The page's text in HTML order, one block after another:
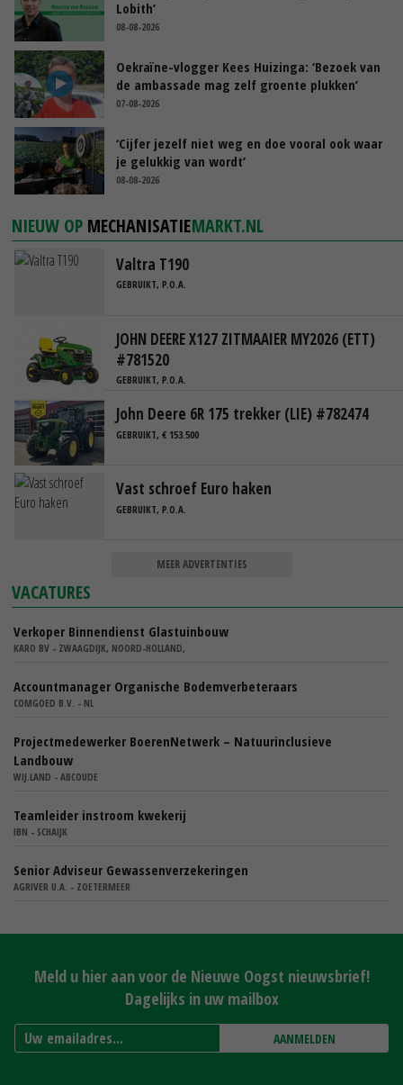
Lobith’
08-08-2026
Oekraïne-vlogger Kees Huizinga: ‘Bezoek van
de ambassade mag zelf groente plukken’
07-08-2026
‘Cijfer jezelf niet weg en doe vooral ook waar
je gelukkig van wordt’
08-08-2026
NIEUW OP MECHANISATIEMARKT.NL
Valtra T190
GEBRUIKT, P.O.A.
JOHN DEERE X127 ZITMAAIER MY2026 (ETT)
#781520
GEBRUIKT, P.O.A.
John Deere 6R 175 trekker (LIE) #782474
GEBRUIKT, € 153.500
Vast schroef Euro haken
GEBRUIKT, P.O.A.
MEER ADVERTENTIES
VACATURES
Verkoper Binnendienst Glastuinbouw
KARO BV - ZWAAGDIJK, NOORD-HOLLAND,
Accountmanager Organische Bodemverbeteraars
COMGOED B.V. - NL
Projectmedewerker BoerenNetwerk – Natuurinclusieve
Landbouw
WIJ.LAND - ABCOUDE
Teamleider instroom kwekerij
IBN - SCHAIJK
Senior Adviseur Gewassenverzekeringen
AGRIVER U.A. - ZOETERMEER
Meld u hier aan voor de Nieuwe Oogst nieuwsbrief!
Dagelijks in uw mailbox
AANMELDEN